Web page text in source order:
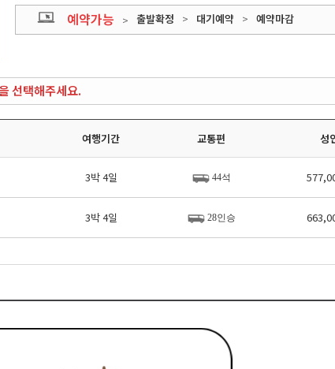
예약가능 > 출발확정 > 대기예약 > 예약마감
선택해주세요.
여행기간 교통편 성
3박 4일 44석
3박 4일 28인승